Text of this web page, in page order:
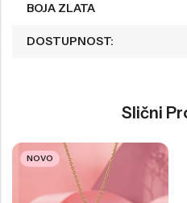
BOJA ZLATA
DOSTUPNOST:
Slični
NOVO